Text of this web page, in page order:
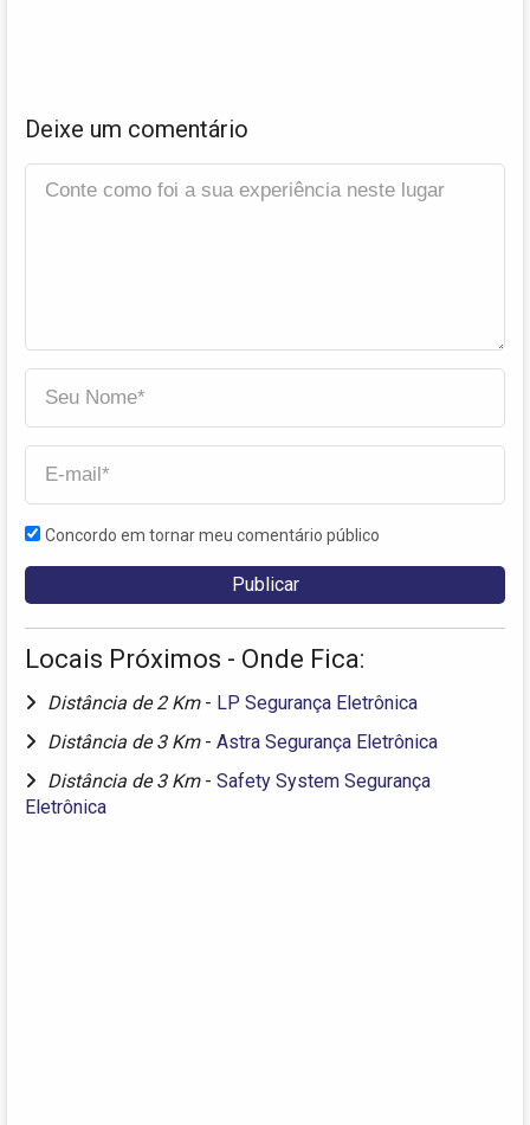
Deixe um comentário
Concordo em tornar meu comentário público
Locais Próximos - Onde Fica:
Distância de 2 Km - LP Segurança Eletrônica
Distância de 3 Km - Astra Segurança Eletrônica
Distância de 3 Km - Safety System Segurança
Eletrônica